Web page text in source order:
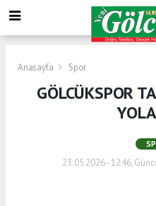
Anasayfa Spor
GÖLCÜKSPOR
23.05.2026 - 12:46,